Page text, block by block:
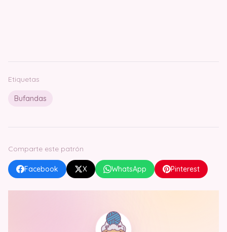
Etiquetas
Bufandas
Comparte este patrón
Facebook X WhatsApp Pinterest